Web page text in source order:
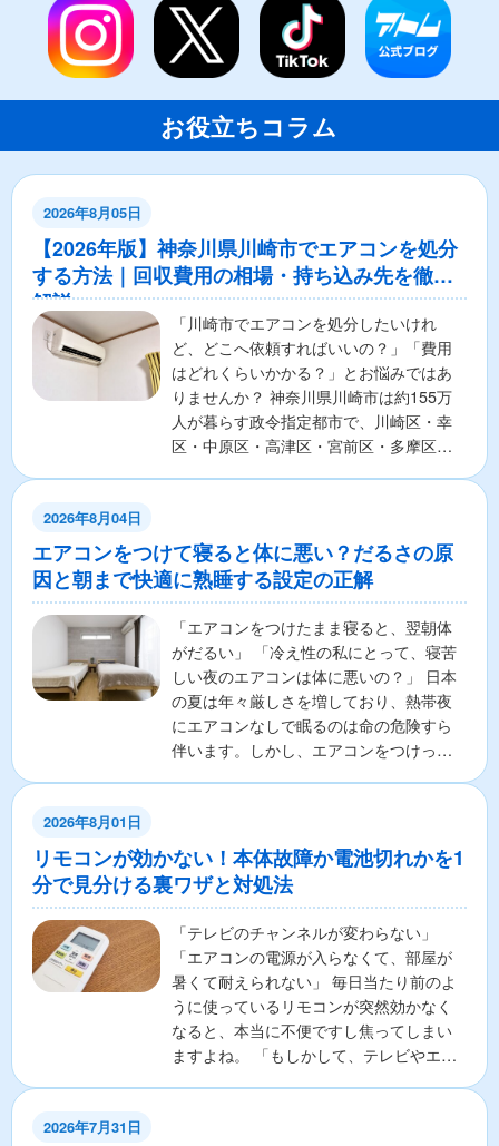
お役立ちコラム
2026年8月05日
【2026年版】神奈川県川崎市でエアコンを処分
する方法｜回収費用の相場・持ち込み先を徹底
解説
「川崎市でエアコンを処分したいけれ
ど、どこへ依頼すればいいの？」「費用
はどれくらいかかる？」とお悩みではあ
りませんか？ 神奈川県川崎市は約155万
人が暮らす政令指定都市で、川崎区・幸
区・中原区・高津区・宮前区・多摩区・
2026年8月04日
エアコンをつけて寝ると体に悪い？だるさの原
因と朝まで快適に熟睡する設定の正解
「エアコンをつけたまま寝ると、翌朝体
がだるい」 「冷え性の私にとって、寝苦
しい夜のエアコンは体に悪いの？」 日本
の夏は年々厳しさを増しており、熱帯夜
にエアコンなしで眠るのは命の危険すら
伴います。しかし、エアコンをつけっぱ
2026年8月01日
リモコンが効かない！本体故障か電池切れかを1
分で見分ける裏ワザと対処法
「テレビのチャンネルが変わらない」
「エアコンの電源が入らなくて、部屋が
暑くて耐えられない」 毎日当たり前のよ
うに使っているリモコンが突然効かなく
なると、本当に不便ですし焦ってしまい
ますよね。 「もしかして、テレビやエア
2026年7月31日